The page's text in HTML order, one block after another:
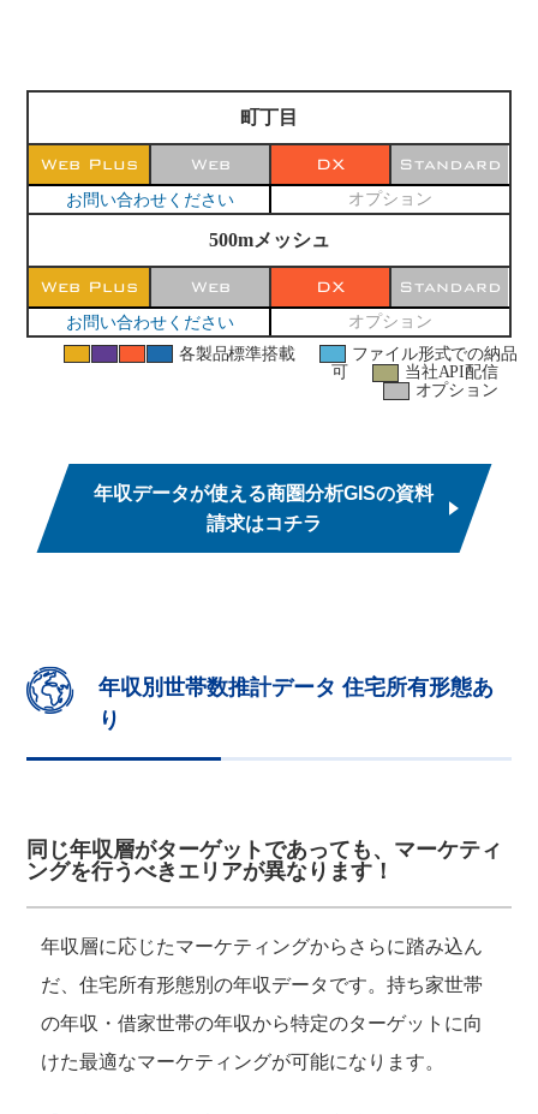
町丁目
Web Plus Web DX Standard
お問い合わせください オプション
500mメッシュ
Web Plus Web DX Standard
お問い合わせください
オプション
各製品標準搭載
ファイル形式での納品
可
当社API配信
オプション
年収データが使える商圏分析GISの資料
請求はコチラ
年収別世帯数推計データ 住宅所有形態あ
り
同じ年収層がターゲットであっても、マーケティ
ングを行うべきエリアが異なります！
年収層に応じたマーケティングからさらに踏み込ん
だ、住宅所有形態別の年収データです。持ち家世帯
の年収・借家世帯の年収から特定のターゲットに向
けた最適なマーケティングが可能になります。